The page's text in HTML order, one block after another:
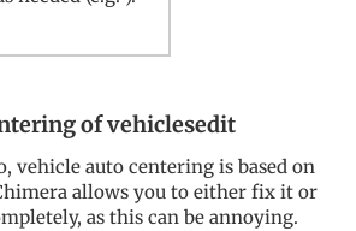
of vehiclesedit
vehicle auto centering is based on
allows you to either fix it or
as this can be annoying.